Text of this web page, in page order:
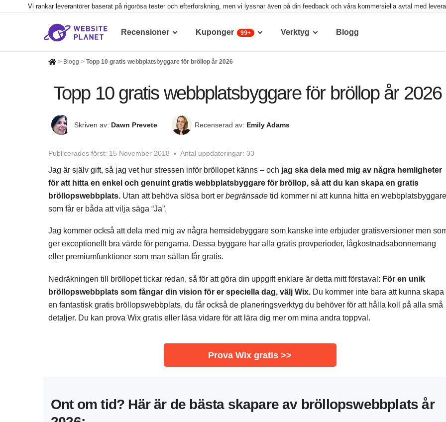
Vi rankar leverantörer baserat på rigorösa tester och efterforskning, men vi lyssnar även på din feedback och våra kommersiella avtal med
Recensioner Kuponger 99+ Verktyg Blogg
> Blogg > Topp 10 gratis webbplatsbyggare för bröllop år 2026
Topp 10 gratis webbplatsbyggare för bröllop år 2026
Skriven av: Dawn Prevete Recenserad av: Emily Adams
Publicerades först: 15 November 2018 Antal uppdateringar: 33
Jag är själv gift, så jag vet hur stressen inför bröllopet känns – och jag ska dela med mig av några hemligheter
för att hitta en enkel och genuint gratis webbplatsbyggare för bröllop, så att du kan skapa en gratis
bröllopswebbplats. Utan att behöva slösa bort er begränsade tid kommer ni att kunna hitta en webbplatsbyggare
som får er båda att vilja säga “Ja”.
Jag kommer också att dela med mig av några hemsidebyggare som kanske inte erbjuder gratisversioner men
ger exceptionellt bra värde för pengarna. Dessa byggare har alla gratis provperioder, lågkostnadsabonnemang
eller premiumfunktioner som man sällan får gratis.
Nedräkningen till bröllopet tickar redan, så för att göra din uppgift enklare är detta mitt förstaval: För en unik
bröllopswebbplats som fångar din vision för er speciella dag, välj Wix. Du kommer inte bara att kunna skapa
en fantastisk gratis bröllopswebbplats, du får också de planeringsverktyg du behöver för att hålla koll på alla små
detaljer. Du kan prova Wix gratis eller läsa vidare för att lära dig mer om mina andra toppval.
Prova Wix gratis >>
Ont om tid? Här är de bästa skapare av bröllopswebbplats år